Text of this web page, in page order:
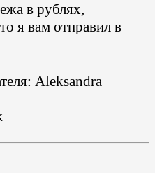
в рублях,
я вам отправил в
Aleksandra